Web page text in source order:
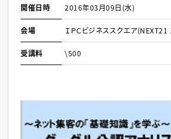
開催日時 2016年03月09日(水)
会場 ＩＰＣビジネススクエア(NEXT21
受講料 \500